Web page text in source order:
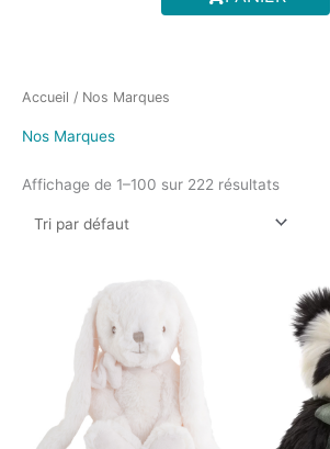
m
Accueil / Nos Marques
Nos Marques
Affichage de 1–100 sur 222 résultats